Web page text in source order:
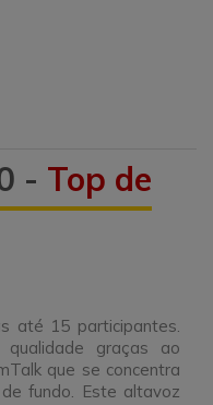
- Top de
até 15 participantes.
graças ao
que se concentra
fundo . Este altavoz